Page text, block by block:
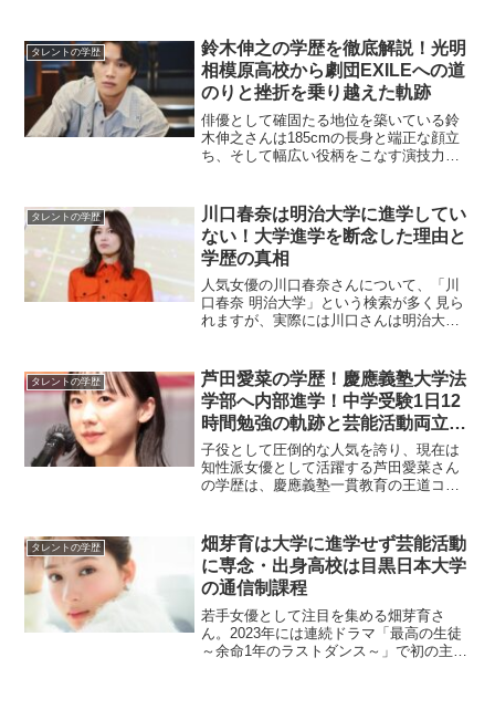
を広げています。本記事では、川崎皇輝
さんが通...
タレントの学歴
鈴木伸之の学歴を徹底解説！光明
相模原高校から劇団EXILEへの道
のりと挫折を乗り越えた軌跡
俳優として確固たる地位を築いている鈴
木伸之さんは185cmの長身と端正な顔立
ち、そして幅広い役柄をこなす演技力で
に脱退後も俳優として精力的に活動を続
けています。本...
タレントの学歴
川口春奈は明治大学に進学してい
ない！大学進学を断念した理由と
学歴の真相
人気女優の川口春奈さんについて、「川
口春奈 明治大学」という検索が多く見ら
れますが、実際には川口さんは明治大学
いのです。この記事では、なぜ川口春奈
さんが明治大学と結びつ...
タレントの学歴
芦田愛菜の学歴！慶應義塾大学法
学部へ内部進学！中学受験1日12
時間勉強の軌跡と芸能活動両立の
秘訣
子役として圧倒的な人気を誇り、現在は
知性派女優として活躍する芦田愛菜さん
の学歴は、慶應義塾一貫教育の王道コー
し、慶應義塾女子高校を経て、2023年4月
に慶應義塾大...
タレントの学歴
畑芽育は大学に進学せず芸能活動
に専念・出身高校は目黒日本大学
の通信制課程
若手女優として注目を集める畑芽育さ
ん。2023年には連続ドラマ「最高の生徒
～余命1年のラストダンス～」で初の主演